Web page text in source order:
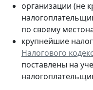
организации (не
по своему
крупнейшие
Налогового
поставлены на